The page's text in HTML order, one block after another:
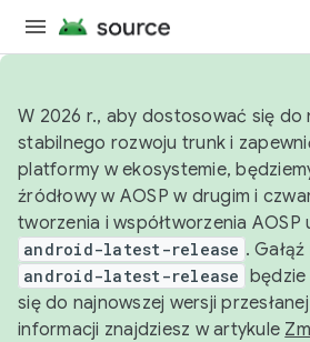
W 2026 r., aby dostosować się do
stabilnego rozwoju trunk i
platformy w ekosystemie,
źródłowy w AOSP w drugim i
tworzenia i współtworzenia AOSP
android-latest-release .
android-latest-release będzie
się do najnowszej wersji
informacji znajdziesz w artykule